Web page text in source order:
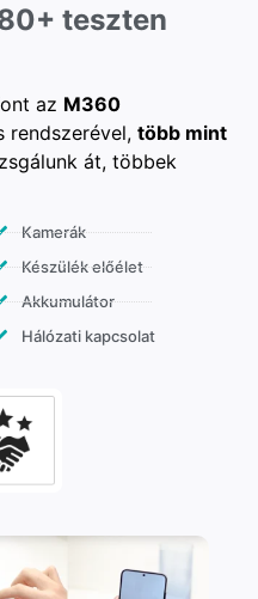
teszten
az M360
rendszerével, több mint
át, többek
Kamerák
Készülék előélet
Akkumulátor
Hálózati kapcsolat